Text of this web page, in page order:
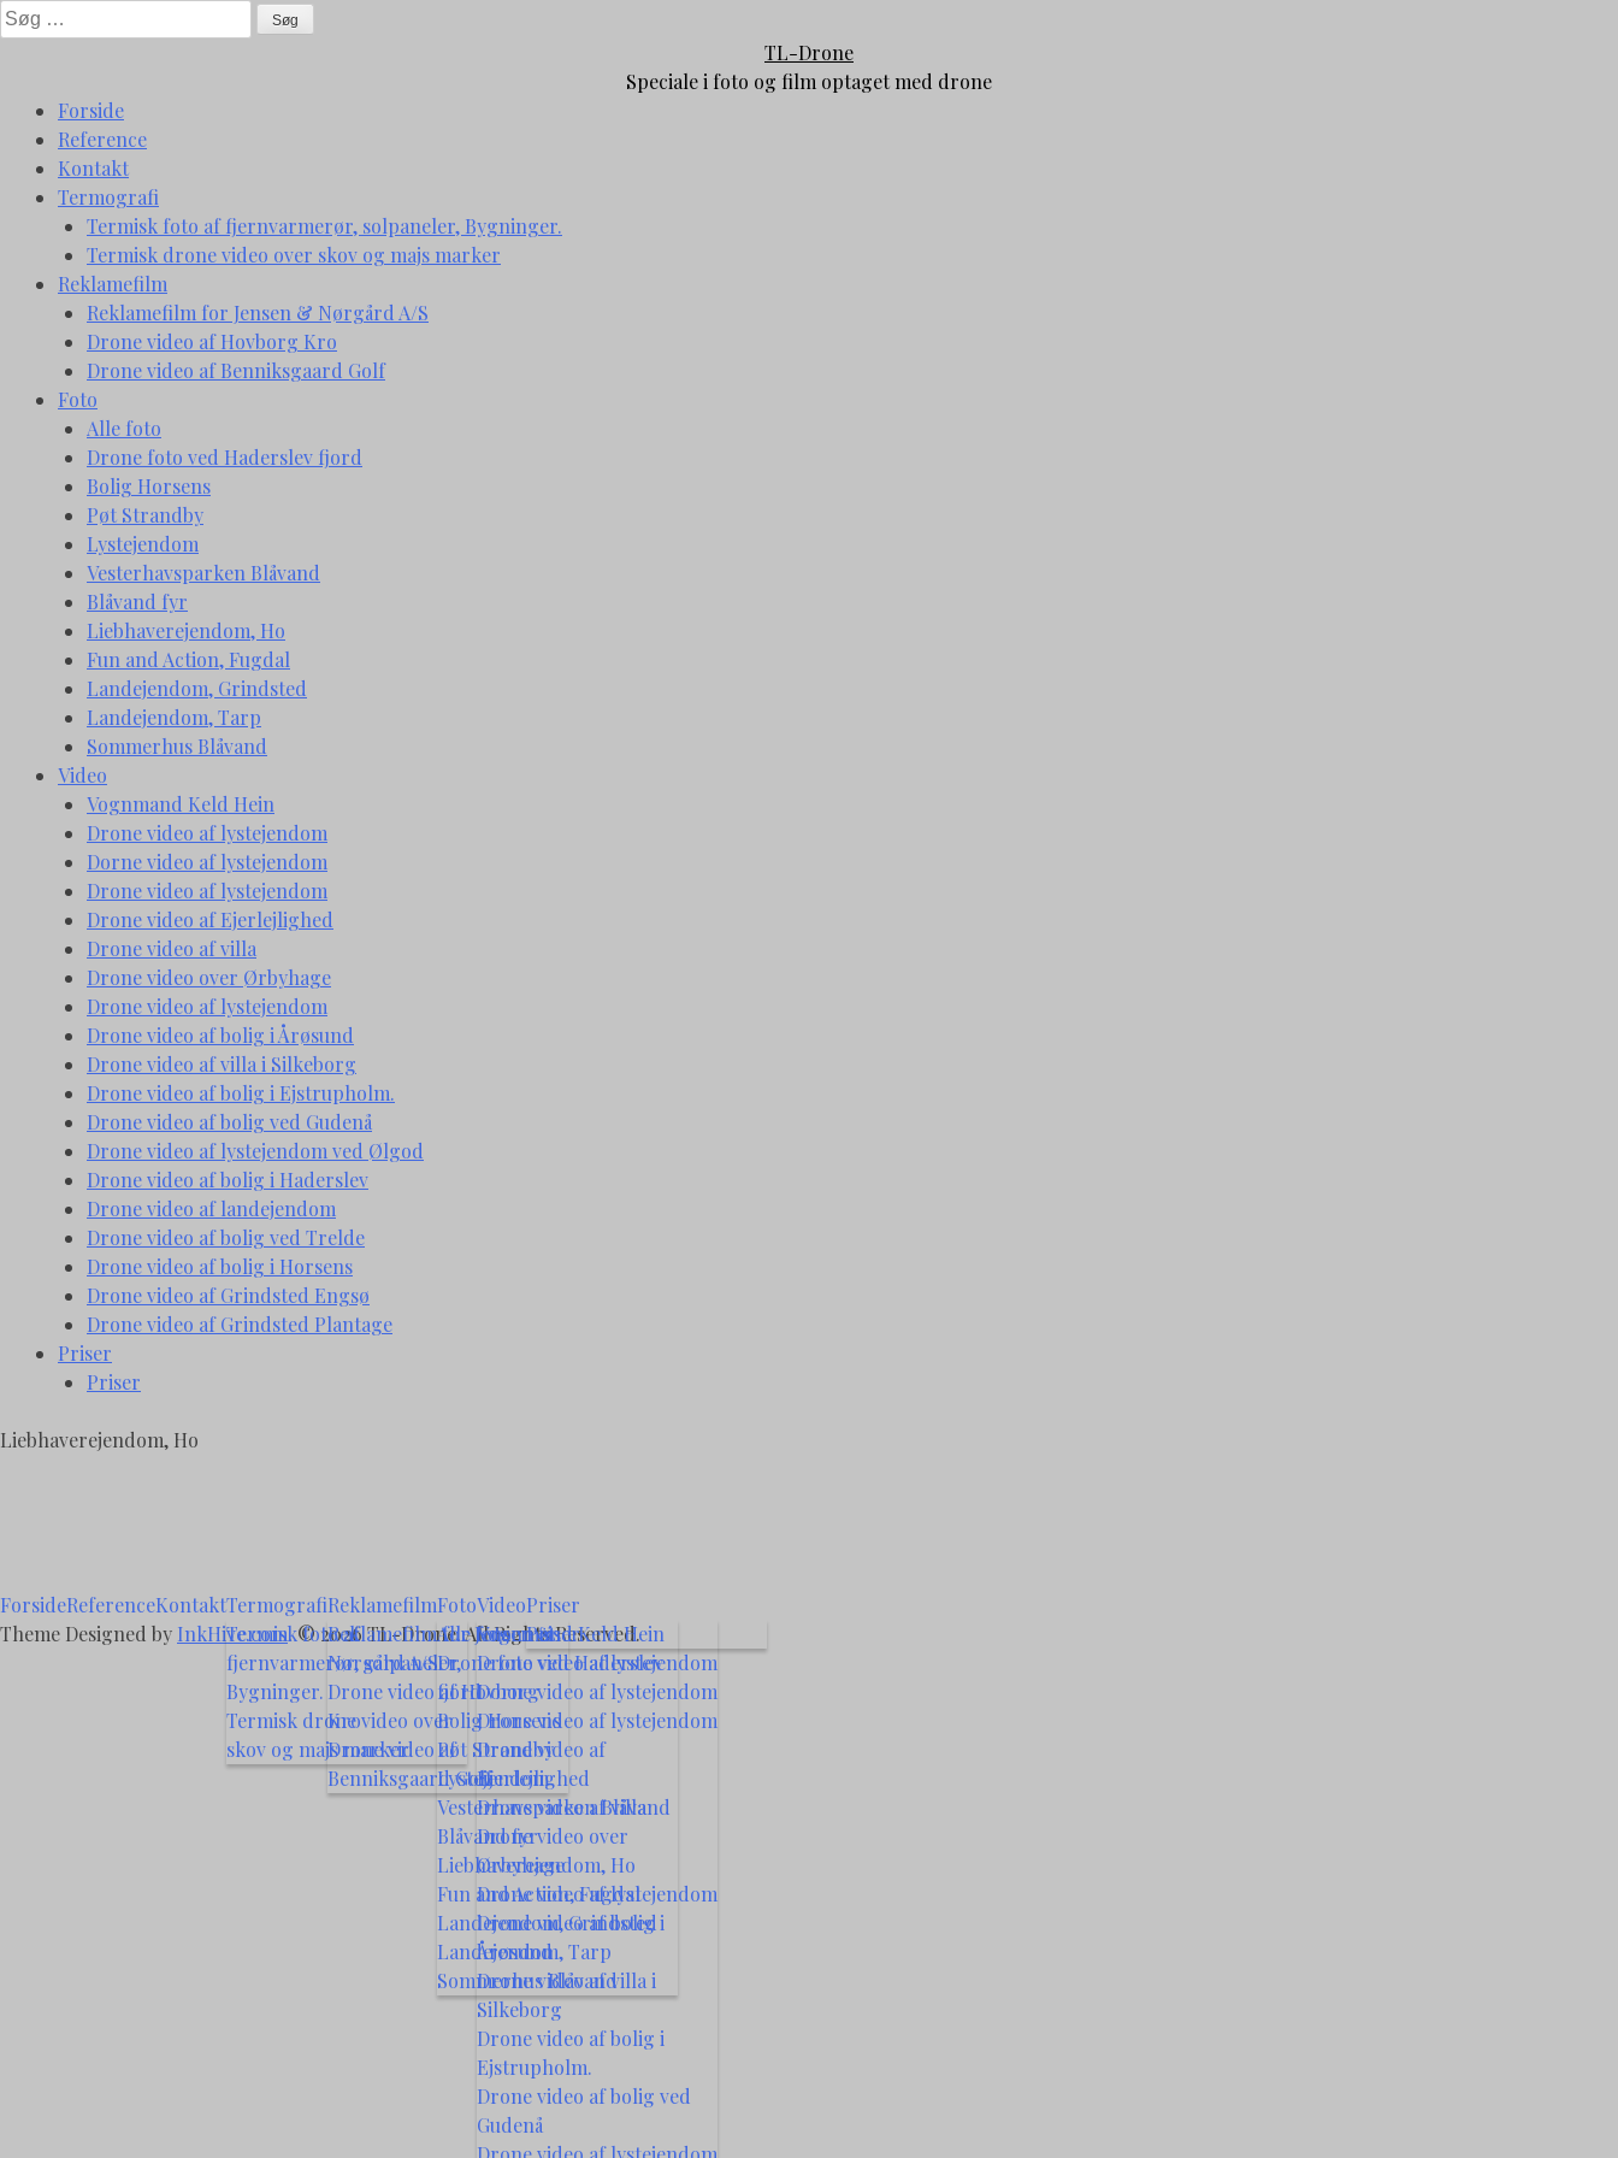
Skip
to
Søg
efter:
TL-Drone
Speciale i foto og film optaget med drone
Forside
Reference
Kontakt
Termografi
Termisk foto af fjernvarmerør, solpaneler, Bygninger.
Termisk drone video over skov og majs marker
Reklamefilm
Reklamefilm for Jensen & Nørgård A/S
Drone video af Hovborg Kro
Drone video af Benniksgaard Golf
Foto
Alle foto
Drone foto ved Haderslev fjord
Bolig Horsens
Pøt Strandby
Lystejendom
Vesterhavsparken Blåvand
Blåvand fyr
Liebhaverejendom, Ho
Fun and Action, Fugdal
Landejendom, Grindsted
Landejendom, Tarp
Sommerhus Blåvand
Video
Vognmand Keld Hein
Drone video af lystejendom
Dorne video af lystejendom
Drone video af lystejendom
Drone video af Ejerlejlighed
Drone video af villa
Drone video over Ørbyhage
Drone video af lystejendom
Drone video af bolig i Årøsund
Drone video af villa i Silkeborg
Drone video af bolig i Ejstrupholm.
Drone video af bolig ved Gudenå
Drone video af lystejendom ved Ølgod
Drone video af bolig i Haderslev
Drone video af landejendom
Drone video af bolig ved Trelde
Drone video af bolig i Horsens
Drone video af Grindsted Engsø
Drone video af Grindsted Plantage
Priser
Priser
Liebhaverejendom, Ho
ForsideReferenceKontaktTermografi
Termisk foto af
fjernvarmerør, solpaneler,
Bygninger.
Termisk drone video over
skov og majs marker
Reklamefilm
Reklamefilm for Jensen &
Nørgård A/S
Drone video af Hovborg
Kro
Drone video af
Benniksgaard Golf
Foto
Alle foto
Drone foto ved Haderslev
fjord
Bolig Horsens
Pøt Strandby
Lystejendom
Vesterhavsparken Blåvand
Blåvand fyr
Liebhaverejendom, Ho
Fun and Action, Fugdal
Landejendom, Grindsted
Landejendom, Tarp
Sommerhus Blåvand
Video
Vognmand Keld Hein
Drone video af lystejendom
Dorne video af lystejendom
Drone video af lystejendom
Drone video af
Ejerlejlighed
Drone video af villa
Drone video over
Ørbyhage
Drone video af lystejendom
Drone video af bolig i
Årøsund
Drone video af villa i
Silkeborg
Drone video af bolig i
Ejstrupholm.
Drone video af bolig ved
Gudenå
Priser
Priser
Theme Designed by InkHive.com.© 2026 TL-Drone. All Rights Reserved.